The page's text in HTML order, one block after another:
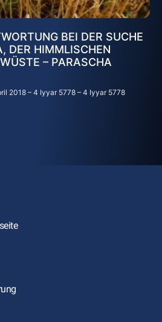
BEI DER SUCHE
DER HIMMLISCHEN
– PARASCHA
2018 – 4 Iyyar 5778 – 4 Iyyar 5778